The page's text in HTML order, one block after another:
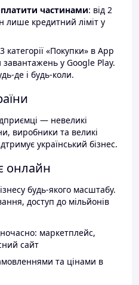
частинами: від 2
лише кредитний ліміт у
категорії «Покупки» в App
у Google Play.
де і будь-коли.
— невеликі
виробники та великі
український бізнес.
онлайн
будь-якого масштабу.
доступ до мільйонів
маркетплейс,
сайт
та цінами в